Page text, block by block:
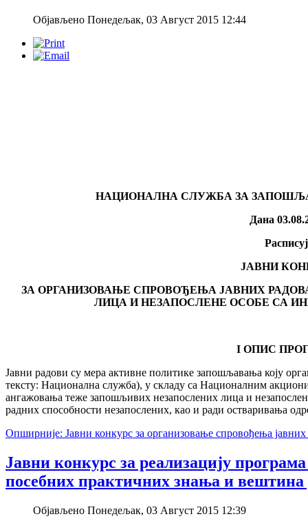
Објављено Понедељак, 03 Август 2015 12:44
НАЦИОНАЛНА СЛУЖБА ЗА
Дана
ЈАВНИ
ЗА ОРГАНИЗОВАЊЕ СПРОВОЂЕЊА ЈАВНИХ
ЛИЦА И НЕЗАПОСЛЕНЕ ОСОБЕ СА
I ОПИС
Јавни радови су мера активне политике запошљавања коју
тексту: Национална служба), у складу са Националним
ангажовања теже запошљивих незапослених лица и
радних способности незапослених, као и ради остваривања
Опширније: Јавни конкурс за организовање спровођења
Јавни конкурс за реализацију
посебних практичних знања и вештина
Објављено Понедељак, 03 Август 2015 12:39